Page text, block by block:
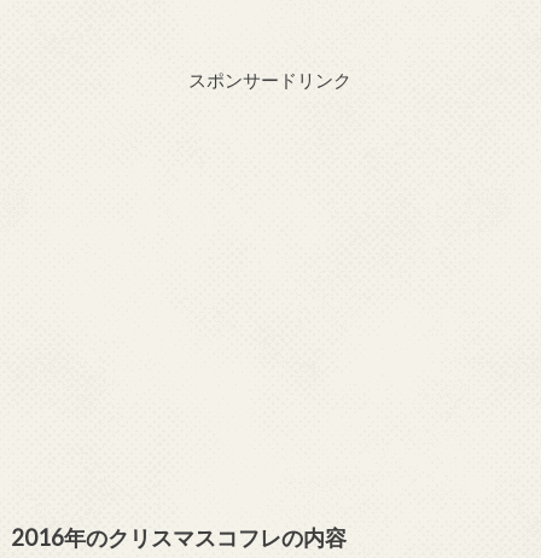
スポンサードリンク
2016年のクリスマスコフレの内容